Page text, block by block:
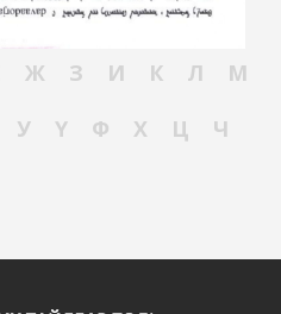
Ж З И К Л
М
У Ү Ф Х Ц
Ч